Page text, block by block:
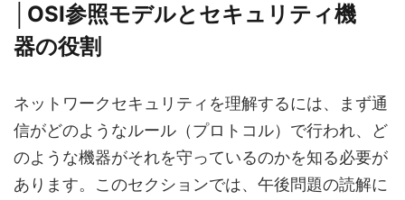
│OSI参照モデルとセキュリティ機
器の役割
ネットワークセキュリティを理解するには、まず通
信がどのようなルール（プロトコル）で行われ、ど
のような機器がそれを守っているのかを知る必要が
あります。このセクションでは、午後問題の読解に